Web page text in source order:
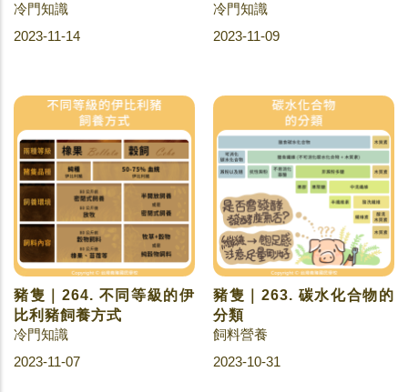
冷門知識
2023-11-14
冷門知識
2023-11-09
豬隻｜264. 不同等級的伊
比利豬飼養方式
冷門知識
2023-11-07
豬隻｜263. 碳水化合物的
分類
飼料營養
2023-10-31